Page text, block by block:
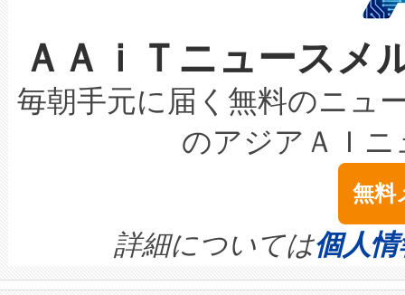
取得できる可能性もあります
設には、3億～4億ドルかか
最高経営責任者（CEO）であ
す。「当社のfully-connected
ームを利用すれば、6,000万
きます。この効率性は、フェ
限を超えて利用可能な電力容
持できるよう貢献します。こ
ービスレベル契約（SLA）違
テリー性能の劣化によるダウ
念は、現在データセンターが
ます。 Voltaiq provides a
quality and reliability for AI
BESS stack to ensure battery
なレーザースポットにより、
な環境下でも豊かなディテー
キロメートル範囲を検出
LiDAR for Inspections,
は1535 nmレーザーを搭載。
イズの小径化を実現すること
す。ノーマルモードでは、
ートル先まで検出でき、これ
ＡＡｉＴニュース
毎朝手元に届く無料のニュ
のアジアＡＩ
無料
詳細については個人